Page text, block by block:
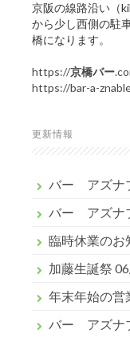
京阪の線路沿い（
から少し西側の駐
橋になります。
https://京橋バー
https://bar-a-
更新情報
バー アズナ
バー アズナ
臨時休業のお
加藤生誕祭
年末年始の営
バー アズナ